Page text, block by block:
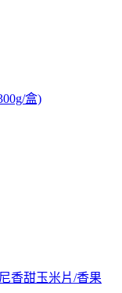
盒)
香甜玉米片/香果